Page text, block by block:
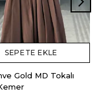
SEPETE EKLE
Gold MD Tokalı